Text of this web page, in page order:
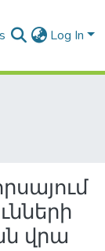
Log In
վրա